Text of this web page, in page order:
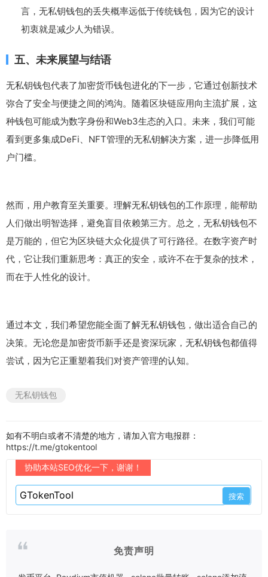
言，无私钥钱包的丢失概率远低于传统钱包，因为它的设计
初衷就是减少人为错误。
五、未来展望与结语
无私钥钱包代表了加密货币钱包进化的下一步，它通过创新技术
弥合了安全与便捷之间的鸿沟。随着区块链应用向主流扩展，这
种钱包可能成为数字身份和Web3生态的入口。未来，我们可能
看到更多集成DeFi、NFT管理的无私钥解决方案，进一步降低用
户门槛。
然而，用户教育至关重要。理解无私钥钱包的工作原理，能帮助
人们做出明智选择，避免盲目依赖第三方。总之，无私钥钱包不
是万能的，但它为区块链大众化提供了可行路径。在数字资产时
代，它让我们重新思考：真正的安全，或许不在于复杂的技术，
而在于人性化的设计。
通过本文，我们希望您能全面了解无私钥钱包，做出适合自己的
决策。无论您是加密货币新手还是资深玩家，无私钥钱包都值得
尝试，因为它正重塑着我们对资产管理的认知。
无私钥钱包
如有不明白或者不清楚的地方，请加入官方电报群：
https://t.me/gtokentool
协助本站SEO优化一下，谢谢！
免责声明